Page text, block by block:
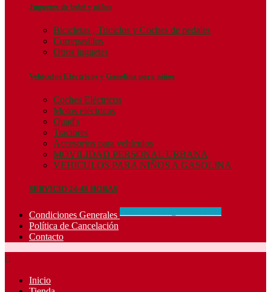
Juguetes de bebé y niños
Bicicletas , Triciclos y Coches de pedales
Correpasillos
Otros juguetes
Vehículos Eléctricos y Gasolina para niños
Coches Eléctricos
Motos eléctricas
Quad's
Tractores
Accesorios para vehículos
MOVILIDAD PERSONAL URBANA
VEHICULOS PARA NIÑOS A GASOLINA
SERVICIO 24-48 HORAS
Condiciones Generales
Política de Cancelación
Contacto

Inicio